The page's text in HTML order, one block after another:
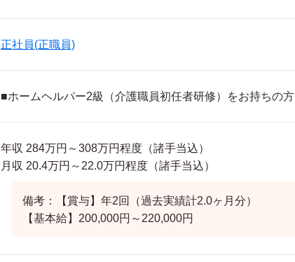
正社員(正職員)
■ホームヘルパー2級（介護職員初任者研修）をお持ちの方
年収 284万円～308万円程度（諸手当込）
月収 20.4万円～22.0万円程度（諸手当込）
備考：【賞与】年2回（過去実績計2.0ヶ月分）
【基本給】200,000円～220,000円